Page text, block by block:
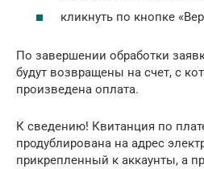
кликнуть по кнопке
По завершении обработки
будут возвращены на счет, с
произведена оплата.
К сведению! Квитанция по
продублирована на адрес
прикрепленный к аккаунты, а